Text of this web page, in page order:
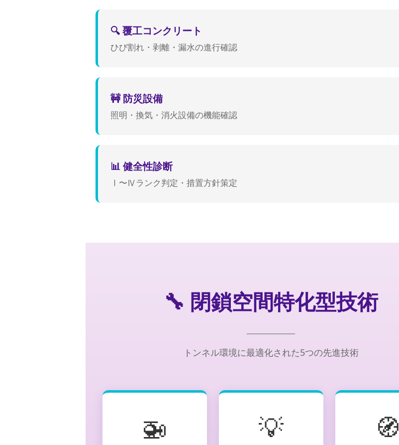
🔍 覆工コンクリート
ひび割れ・剥離・漏水の進行確認
🚧 防災設備
照明・換気・消火設備の機能確認
📊 健全性診断
Ⅰ〜Ⅳランク判定・措置方針策定
🔧 閉鎖空間特化型技術
トンネル環境に最適化された5つの先進技術
🚁 💡 🧭